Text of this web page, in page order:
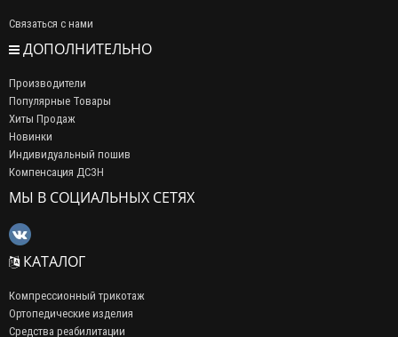
Связаться с нами
ДОПОЛНИТЕЛЬНО
Производители
Популярные Товары
Хиты Продаж
Новинки
Индивидуальный пошив
Компенсация ДСЗН
МЫ В СОЦИАЛЬНЫХ СЕТЯХ
КАТАЛОГ
Компрессионный трикотаж
Ортопедические изделия
Средства реабилитации